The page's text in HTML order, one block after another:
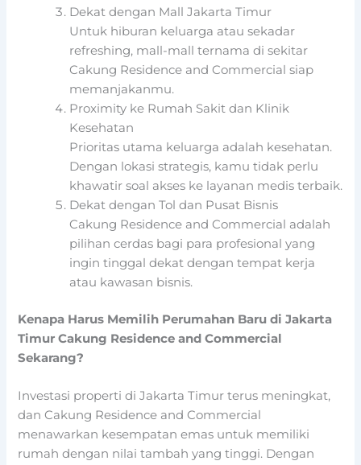
Dekat dengan Mall Jakarta Timur
Untuk hiburan keluarga atau sekadar
refreshing, mall-mall ternama di sekitar
Cakung Residence and Commercial siap
memanjakanmu.
Proximity ke Rumah Sakit dan Klinik
Kesehatan
Prioritas utama keluarga adalah kesehatan.
Dengan lokasi strategis, kamu tidak perlu
khawatir soal akses ke layanan medis terbaik.
Dekat dengan Tol dan Pusat Bisnis
Cakung Residence and Commercial adalah
pilihan cerdas bagi para profesional yang
ingin tinggal dekat dengan tempat kerja
atau kawasan bisnis.
Kenapa Harus Memilih Perumahan Baru di Jakarta
Timur Cakung Residence and Commercial
Sekarang?
Investasi properti di Jakarta Timur terus meningkat,
dan Cakung Residence and Commercial
menawarkan kesempatan emas untuk memiliki
rumah dengan nilai tambah yang tinggi. Dengan